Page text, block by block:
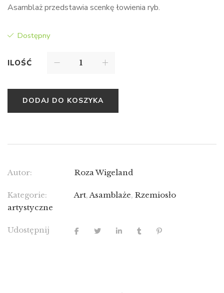
Asamblaż przedstawia scenkę łowienia ryb.
Dostępny
ILOŚĆ
DODAJ DO KOSZYKA
Autor: Roza Wigeland
Kategorie: Art, Asamblaże, Rzemiosło
artystyczne
Udostępnij